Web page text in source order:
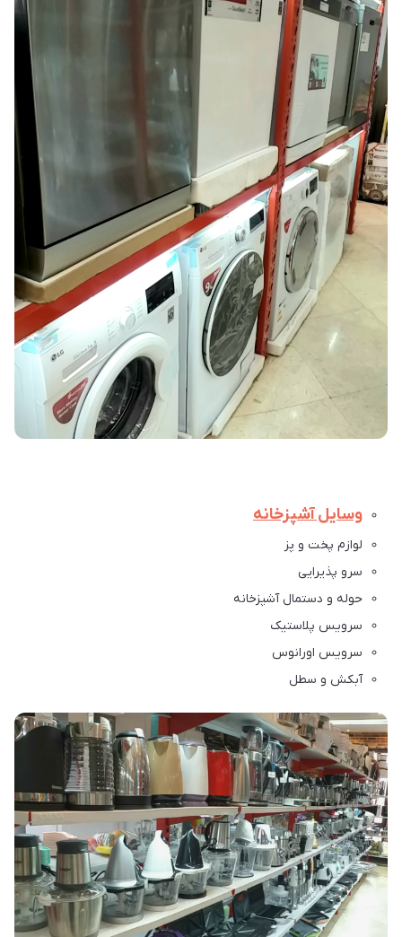
وسایل آشپزخانه
لوازم پخت و پز
سرو پذیرایی
حوله و دستمال آشپزخانه
سرویس پلاستیک
سرویس اورانوس
آبکش و سطل